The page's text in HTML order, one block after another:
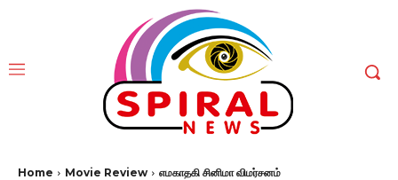
Home Movie Review எமகாதகி சினிமா விமர்சனம்